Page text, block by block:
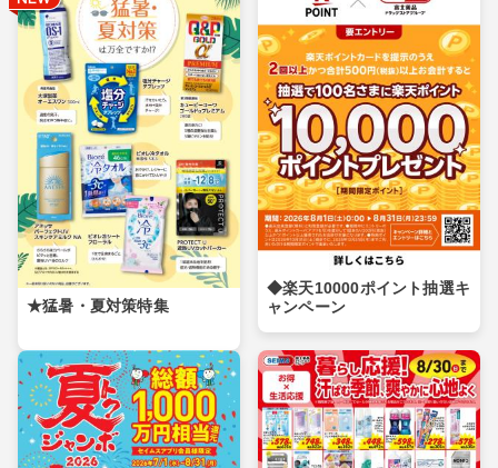
★猛暑・夏対策特集
◆楽天10000ポイント抽選キ
ャンペーン